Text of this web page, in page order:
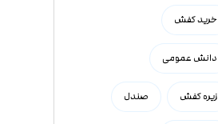
خرید کفش
دانش عمومی
زیره کفش صندل